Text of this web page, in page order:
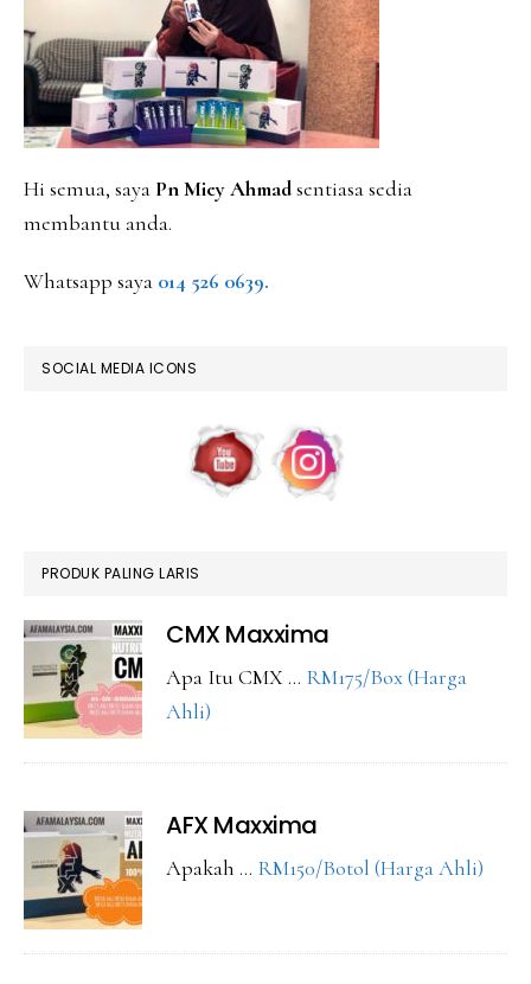
Hi semua, saya Pn Miey Ahmadsentiasa sedia
membantu anda.
Whatsapp saya 014 526 0639.
SOCIAL MEDIA ICONS
PRODUK PALING LARIS
CMX Maxxima
Apa Itu CMX … RM175/Box (Harga
Ahli)
AFX Maxxima
Apakah … RM150/Botol (Harga Ahli)